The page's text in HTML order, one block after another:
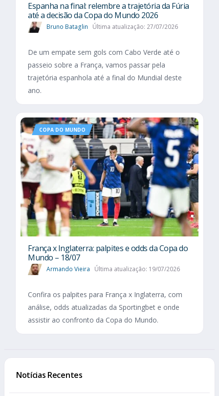
Espanha na final: relembre a trajetória da Fúria
até a decisão da Copa do Mundo 2026
Bruno Bataglin Última atualização: 27/07/2026
De um empate sem gols com Cabo Verde até o
passeio sobre a França, vamos passar pela
trajetória espanhola até a final do Mundial deste
ano.
COPA DO MUNDO
França x Inglaterra: palpites e odds da Copa do
Mundo – 18/07
Armando Vieira Última atualização: 19/07/2026
Confira os palpites para França x Inglaterra, com
análise, odds atualizadas da Sportingbet e onde
assistir ao confronto da Copa do Mundo.
Notícias Recentes